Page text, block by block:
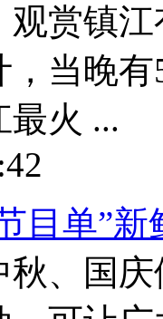
观赏镇
，当晚
最火 ...
目单”新
秋、国